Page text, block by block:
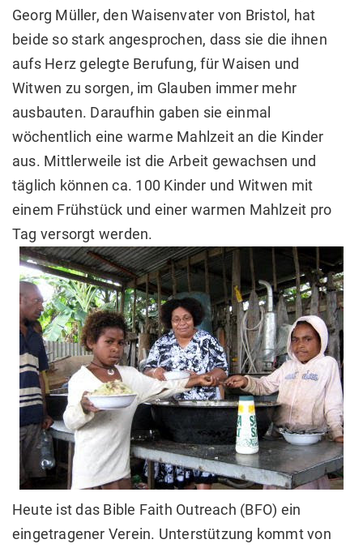
Georg Müller, den Waisenvater von Bristol, hat
beide so stark angesprochen, dass sie die ihnen
aufs Herz gelegte Berufung, für Waisen und
Witwen zu sorgen, im Glauben immer mehr
ausbauten. Daraufhin gaben sie einmal
wöchentlich eine warme Mahlzeit an die Kinder
aus. Mittlerweile ist die Arbeit gewachsen und
täglich können ca. 100 Kinder und Witwen mit
einem Frühstück und einer warmen Mahlzeit pro
Tag versorgt werden.
Heute ist das Bible Faith Outreach (BFO) ein
eingetragener Verein. Unterstützung kommt von